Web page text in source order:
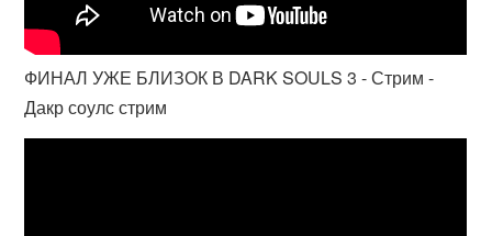
ФИНАЛ УЖЕ БЛИЗОК В DARK SOULS 3 - Стрим -
Дакр соулс стрим